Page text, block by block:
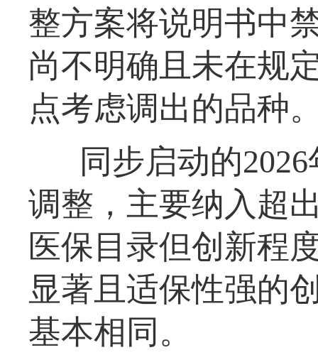
整方案将说明书中
尚不明确且未在规
点考虑调出的品种
同步启动的
调整，主要纳入超
医保目录但创新程
显著且适保性强的
基本相同。